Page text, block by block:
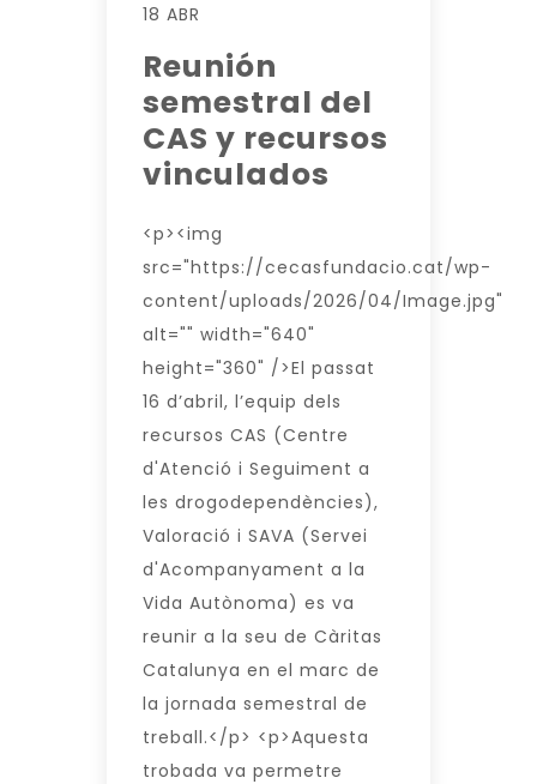
18 ABR
Reunión
semestral del
CAS y recursos
vinculados
<p><img
src="https://cecasfundacio.cat/wp-
content/uploads/2026/04/Image.jpg"
alt="" width="640"
height="360" />El passat
16 d’abril, l’equip dels
recursos CAS (Centre
d'Atenció i Seguiment a
les drogodependències),
Valoració i SAVA (Servei
d'Acompanyament a la
Vida Autònoma) es va
reunir a la seu de Càritas
Catalunya en el marc de
la jornada semestral de
treball.</p> <p>Aquesta
trobada va permetre